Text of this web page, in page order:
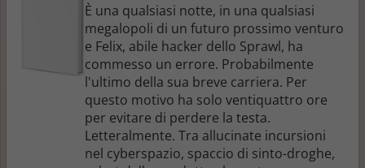
È una qualsiasi notte, in una qualsiasi
megalopoli di un futuro prossimo venturo
e Felix, abile hacker dello Sprawl, ha
commesso un errore. Probabilmente
l'ultimo della sua breve carriera. Per
questo motivo ha solo ventiquattro ore
per evitare di perdere la testa.
Letteralmente. Tra allucinate incursioni
nel cyberspazio, spaccio di sinto-droghe,